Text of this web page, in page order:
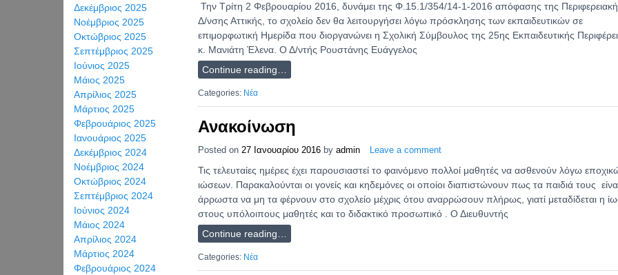
Την Τρίτη 2 Φεβρουαρίου 2016, δυνάμει της Φ.15.1/354/14-1-2016 απόφασης της
Δ/νσης Αττικής, το σχολείο δεν θα λειτουργήσει λόγω πρόσκλησης των εκπαιδευτικών σε
επιμορφωτική Ημερίδα που διοργανώνει η Σχολική Σύμβουλος της 25ης Εκπαιδευτικής
κ. Μανιάτη Έλενα. Ο Δ/ντής Ρουστάνης Ευάγγελος
Continue reading…
Categories: Νέα
Ανακοίνωση
Posted on 27 Ιανουαρίου 2016 by admin Leave a comment
Τις τελευταίες ημέρες έχει παρουσιαστεί το φαινόμενο πολλοί μαθητές να ασθενούν λόγω
ιώσεων. Παρακαλούνται οι γονείς και κηδεμόνες οι οποίοι διαπιστώνουν πως τα παιδιά τους
άρρωστα να μη τα φέρνουν στο σχολείο μέχρις ότου αναρρώσουν πλήρως, γιατί μεταδίδεται η
στους υπόλοιπους μαθητές και το διδακτικό προσωπικό . Ο Διευθυντής
Continue reading…
Categories: Νέα
Δεκέμβριος 2025
Νοέμβριος 2025
Οκτώβριος 2025
Σεπτέμβριος 2025
Ιούνιος 2025
Μάιος 2025
Απρίλιος 2025
Μάρτιος 2025
Φεβρουάριος 2025
Ιανουάριος 2025
Δεκέμβριος 2024
Νοέμβριος 2024
Οκτώβριος 2024
Σεπτέμβριος 2024
Ιούνιος 2024
Μάιος 2024
Απρίλιος 2024
Μάρτιος 2024
Φεβρουάριος 2024